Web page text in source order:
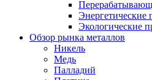
Энергетические
Экологические
Обзор рынка металлов
Никель
Медь
Палладий